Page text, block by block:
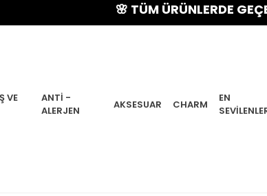
🌸 TÜM ÜRÜNLERDE
VE
ANTI -
ALERJEN
AKSESUAR CHARM
EN